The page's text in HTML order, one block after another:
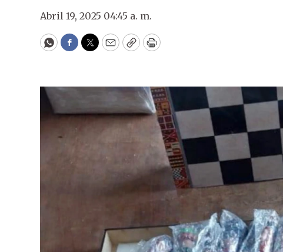
Abril 19, 2025 04:45 a. m.
WhatsApp
Facebook
Twitter
EmailCopyPrint